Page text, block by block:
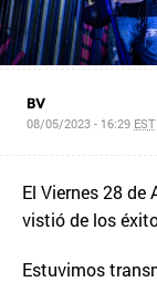
BV
08/05/2023 - 16:29 EST
El Viernes 28 de
vistió de los
Estuvimos